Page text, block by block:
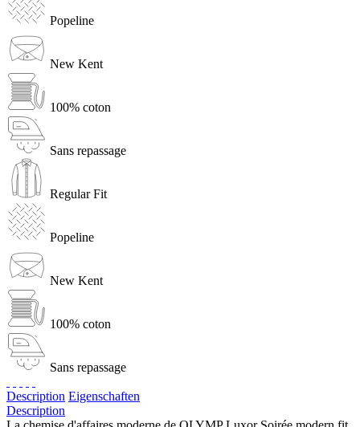
Popeline
New Kent
100% coton
Sans repassage
Regular Fit
Popeline
New Kent
100% coton
Sans repassage
Description Eigenschaften
Description